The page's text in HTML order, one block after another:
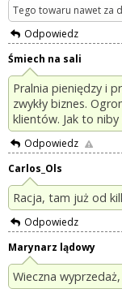
Tego towaru nawet za
Odpowiedz
Śmiech na sali
Pralnia pieniędzy i
zwykły biznes.
klientów. Jak to niby
Odpowiedz
Carlos_Ols
Racja, tam już od
Odpowiedz
Marynarz lądowy
Wieczna